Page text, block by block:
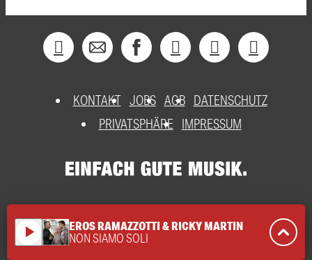
KONTAKT JOBS AGB DATENSCHUTZ
PRIVATSPHÄRE
IMPRESSUM
play_arrow EROS RAMAZZOTTI & RICKY MARTIN
NON SIAMO SOLI